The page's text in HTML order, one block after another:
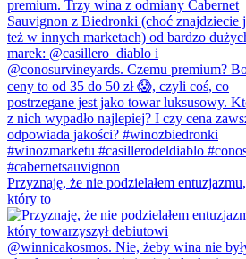
Przyznaję, że nie podzielałem entuzjazmu,
który to